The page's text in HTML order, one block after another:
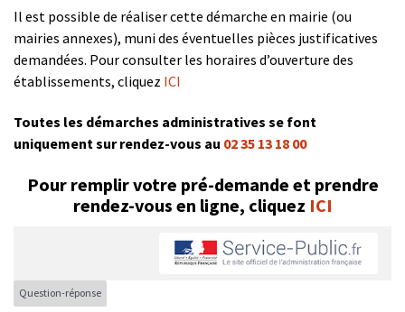
Il est possible de réaliser cette démarche en mairie (ou
mairies annexes), muni des éventuelles pièces justificatives
demandées. Pour consulter les horaires d’ouverture des
établissements, cliquez ICI
Toutes les démarches administratives se font
uniquement sur rendez-vous au 02 35 13 18 00
Pour remplir votre pré-demande et prendre
rendez-vous en ligne, cliquez ICI
Question-réponse